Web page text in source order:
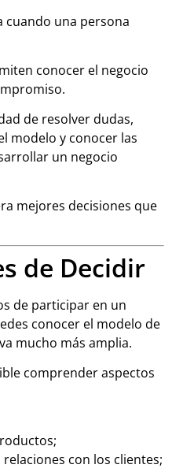
cuando una persona
conocer el negocio
de resolver dudas,
modelo y conocer las
un negocio
mejores decisiones que
de Decidir
de participar en un
conocer el modelo de
mucho más amplia.
comprender aspectos
con los clientes;